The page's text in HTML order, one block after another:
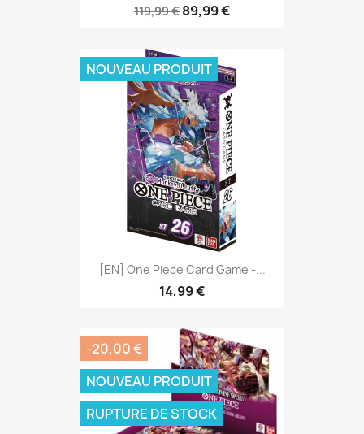
119,99 € 89,99 €
[EN] One Piece Card Game -...
14,99 €
NOUVEAU PRODUIT
-20,00 €
NOUVEAU PRODUIT
RUPTURE DE STOCK